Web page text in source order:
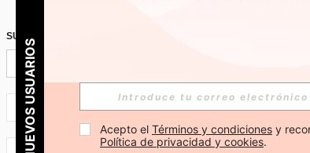
SUSCRÍBETE PARA RECIBIR OFERTAS EXCLUSIVAS,
ES + 34
PARA NUEVOS USUARIOS Acepto el Términos y condiciones y
Política de privacidad y cookies.